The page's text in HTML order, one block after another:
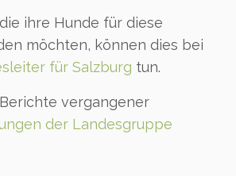
ihre Hunde für diese
möchten, können dies bei
für Salzburg tun.
vergangener
der Landesgruppe